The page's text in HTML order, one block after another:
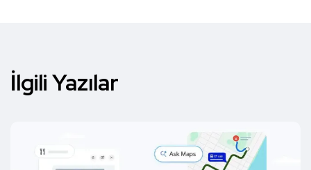
İlgili Yazılar